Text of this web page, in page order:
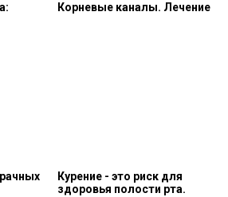
Корневые каналы. Лечение
Курение - это риск для
здоровья полости рта.